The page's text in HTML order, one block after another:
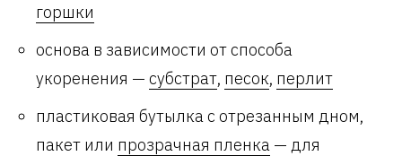
горшки
основа в зависимости от способа
укоренения — субстрат, песок, перлит
пластиковая бутылка с отрезанным дном,
пакет или прозрачная пленка — для